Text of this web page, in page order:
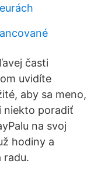
časti
uvidíte
aby sa meno,
niekto poradiť
na svoj
hodiny a
radu.